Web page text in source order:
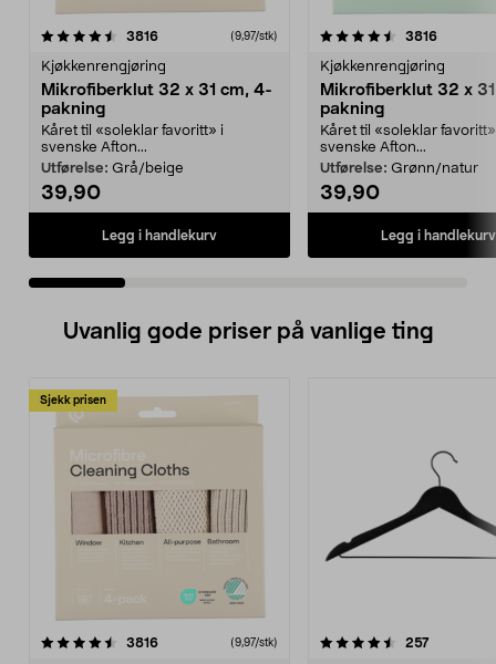
3816anmeldelser(9,97/stk)
Kjøkkenrengjøring
Mikrofiberklut 32 x 31 cm, 4-
pakning
Kåret til «soleklar favoritt» i
svenske Afton...
Utførelse: Grå/beige
39,90
Legg i handlekurv
4.5 av 5 stjerner 3816
Kjøkkenrengjøring
Mikrofiberklut 32 x
pakning
Kåret til «soleklar
svenske Afton...
Utførelse: Grønn/natur
39,90
Legg i handlekurv
4.0 av 5 stjerner
Uvanlig gode priser på vanlige ting
Sjekk prisen
3816anmeldelser(9,97/stk)
4.5av 5 stjerner 257
4.5av 5 stjerner